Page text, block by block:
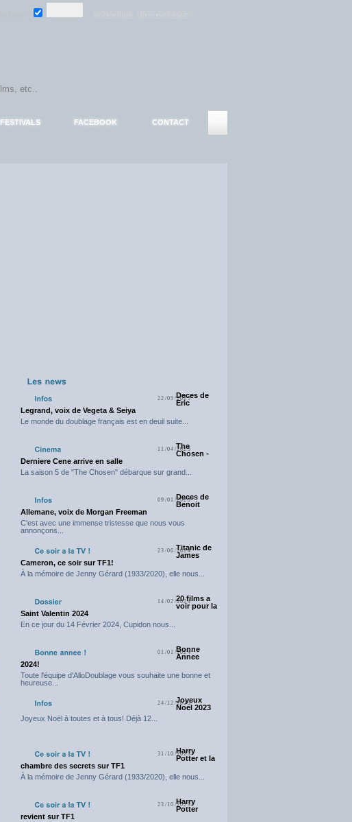
FESTIVALS FACEBOOK CONTACT
22/05/2025Deces de
Eric
Legrand, voix de Vegeta & Seiya
Le monde du doublage français est en deuil suite...
11/04/2025
The
Chosen -
Derniere Cene arrive en salle
La saison 5 de "The Chosen" débarque sur grand...
09/01/2025Deces de
Benoit
Allemane, voix de Morgan Freeman
C'est avec une immense tristesse que nous vous
annonçons...
23/06/2024Titanic de
James
Cameron, ce soir sur TF1!
À la mémoire de Jenny Gérard (1933/2020), elle nous...
14/02/202420 films a
voir pour la
Saint Valentin 2024
En ce jour du 14 Février 2024, Cupidon nous...
01/01/2024
Bonne
Annee
2024!
Toute l'équipe d'AlloDoublage vous souhaite une bonne et
heureuse...
24/12/2023
Joyeux
Noel 2023
Joyeux Noël à toutes et à tous! Déjà 12...
31/10/2023
Harry
Potter et la
chambre des secrets sur TF1
À la mémoire de Jenny Gérard (1933/2020), elle nous...
23/10/2023
Harry
Potter
revient sur TF1